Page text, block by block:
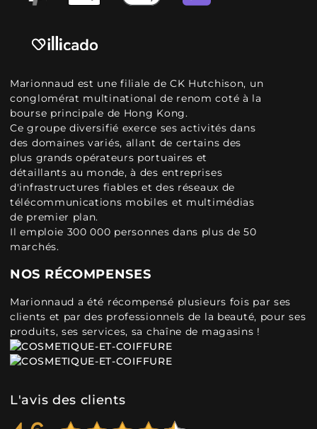
Marionnaud est une filiale de CK Hutchison, un
conglomérat multinational de renom coté à la
bourse principale de Hong Kong.
Ce groupe diversifié exerce ses activités dans
des domaines variés, allant de certains des
plus grands opérateurs portuaires et
détaillants au monde, à des entreprises
d'infrastructures fiables et des réseaux de
télécommunications mobiles et multimédias
de premier plan.
Il emploie 300 000 personnes dans plus de 50
marchés.
NOS RÉCOMPENSES
Marionnaud a été récompensé plusieurs fois par ses
clients et par des professionnels de la beauté, pour ses
produits, ses services, sa chaîne de magasins !
L'avis des clients